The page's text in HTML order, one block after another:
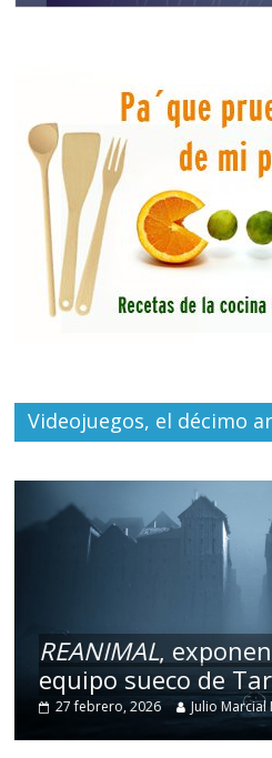
Videojuegos, el décimo
REANIMAL,
equipo sueco de
27 febrero, 2026 Julio